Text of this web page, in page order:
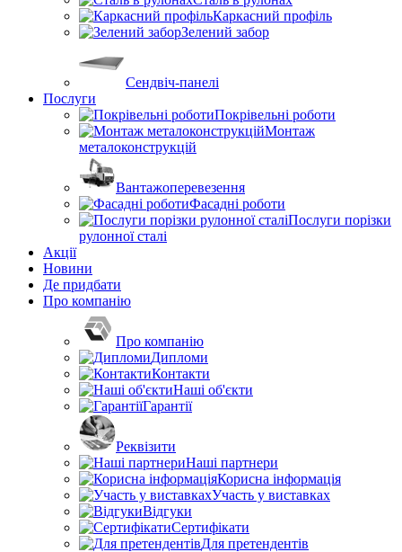
Каркасний профіль
Зелений забор
Сендвіч-панелі
Послуги
Покрівельні роботи
Монтаж
металоконструкцій
Вантажоперевезення
Фасадні роботи
Послуги порізки
рулонної сталі
Акції
Новини
Де придбати
Про компанію
Про компанію
Дипломи
Контакти
Наші об'єкти
Гарантії
Реквізити
Наші партнери
Корисна інформація
Участь у виставках
Відгуки
Сертифікати
Для претендентів